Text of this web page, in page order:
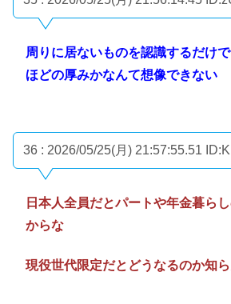
周りに居ないものを認識するだけ
ほどの厚みかなんて想像できない
36 : 2026/05/25(月) 21:57:55.51
日本人全員だとパートや年金暮ら
からな
現役世代限定だとどうなるのか知